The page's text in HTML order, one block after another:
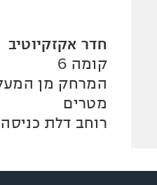
חדר אקזקיוטיב
קומה 6
מטרים
רוחב דלת כניסה 82 ס"מ